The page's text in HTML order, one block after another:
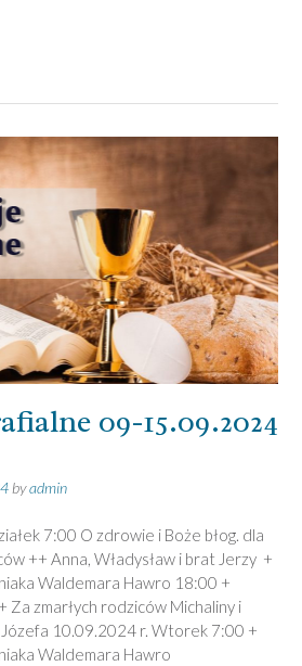
09-15.09.2024
byadmin
7:00 O zdrowie i Boże błog. dla
++ Anna, Władysław i brat Jerzy +
Waldemara Hawro 18:00 +
Za zmarłych rodziców Michaliny i
Józefa 10.09.2024 r. Wtorek 7:00 +
Waldemara Hawro